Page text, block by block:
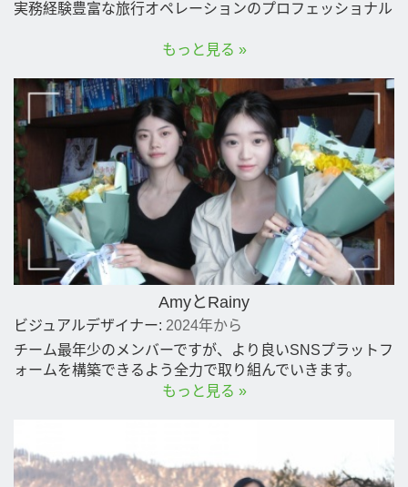
実務経験豊富な旅行オペレーションのプロフェッショナル
もっと見る »
AmyとRainy
ビジュアルデザイナー: 2024年から
チーム最年少のメンバーですが、より良いSNSプラットフ
ォームを構築できるよう全力で取り組んでいきます。
もっと見る »